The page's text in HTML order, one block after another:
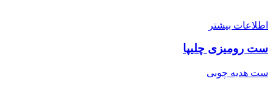
اطلاعات بیشتر
ست رومیزی چلیپا
ست هدیه چوبی